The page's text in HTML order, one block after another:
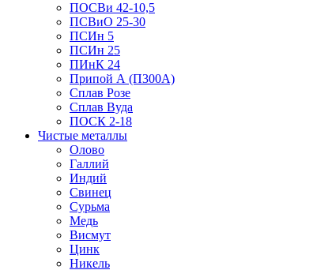
ПОСВи 42-10,5
ПСВиО 25-30
ПСИн 5
ПСИн 25
ПИнК 24
Припой А (П300А)
Сплав Розе
Сплав Вуда
ПОСК 2-18
Чистые металлы
Олово
Галлий
Индий
Свинец
Сурьма
Медь
Висмут
Цинк
Никель